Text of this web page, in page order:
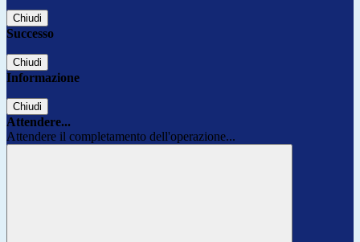
Chiudi
Successo
Chiudi
Informazione
Chiudi
Attendere...
Attendere il completamento dell'operazione...